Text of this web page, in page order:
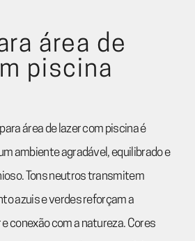
área de
piscina
área de lazer com piscina é
ambiente agradável, equilibrado e
Tons neutros transmitem
azuis e verdes reforçam a
conexão com a natureza. Cores